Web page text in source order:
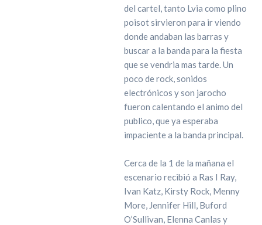
del cartel, tanto Lvia como plino
poisot sirvieron para ir viendo
donde andaban las barras y
buscar a la banda para la fiesta
que se vendria mas tarde. Un
poco de rock, sonidos
electrónicos y son jarocho
fueron calentando el animo del
publico, que ya esperaba
impaciente a la banda principal.
Cerca de la 1 de la mañana el
escenario recibió a Ras I Ray,
Ivan Katz, Kirsty Rock, Menny
More, Jennifer Hill, Buford
O’Sullivan, Elenna Canlas y